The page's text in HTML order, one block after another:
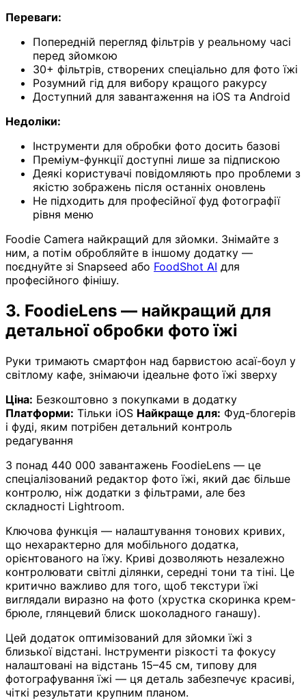
Переваги:
Попередній перегляд фільтрів у реальному часі
перед зйомкою
30+ фільтрів, створених спеціально для фото їжі
Розумний гід для вибору кращого ракурсу
Доступний для завантаження на iOS та Android
Недоліки:
Інструменти для обробки фото досить базові
Преміум-функції доступні лише за підпискою
Деякі користувачі повідомляють про проблеми з
якістю зображень після останніх оновлень
Не підходить для професійної фуд фотографії
рівня меню
Foodie Camera найкращий для зйомки. Знімайте з
ним, а потім обробляйте в іншому додатку —
поєднуйте зі Snapseed або FoodShot AI для
професійного фінішу.
3. FoodieLens — найкращий для
детальної обробки фото їжі
Руки тримають смартфон над барвистою асаї-боул у
світлому кафе, знімаючи ідеальне фото їжі зверху
Ціна: Безкоштовно з покупками в додатку
Платформи: Тільки iOS Найкраще для: Фуд-блогерів
і фуді, яким потрібен детальний контроль
редагування
З понад 440 000 завантажень FoodieLens — це
спеціалізований редактор фото їжі, який дає більше
контролю, ніж додатки з фільтрами, але без
складності Lightroom.
Ключова функція — налаштування тонових кривих,
що нехарактерно для мобільного додатка,
орієнтованого на їжу. Криві дозволяють незалежно
контролювати світлі ділянки, середні тони та тіні. Це
критично важливо для того, щоб текстури їжі
виглядали виразно на фото (хрустка скоринка крем-
брюле, глянцевий блиск шоколадного ганашу).
Цей додаток оптимізований для зйомки їжі з
близької відстані. Інструменти різкості та фокусу
налаштовані на відстань 15–45 см, типову для
фотографування їжі — ця деталь забезпечує красиві,
чіткі результати крупним планом.